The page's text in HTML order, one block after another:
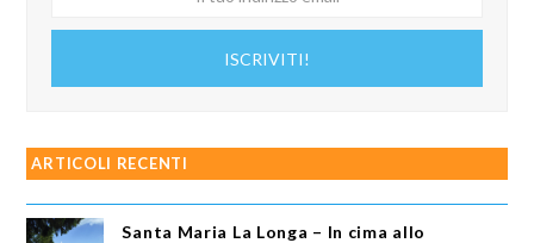
ISCRIVITI!
ARTICOLI RECENTI
Santa Maria La Longa – In cima allo